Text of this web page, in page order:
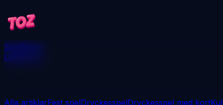
SpelBlogg
Ladda ner
Alla artiklarFest spelDryckesspelDryckesspel med kort